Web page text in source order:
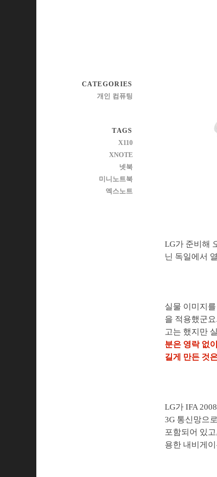
LG가 준비해
닌 독일에서
실물 이미지
을 적용했군
고는 했지만
분은 영락 없
길게 만든 것
LG가 IFA
3G 통신망으
포함되어 있
용한 내비게
CATEGORIES
개인 컴퓨팅
TAGS
X110
XNOTE
넷북
미니노트북
엑스노트